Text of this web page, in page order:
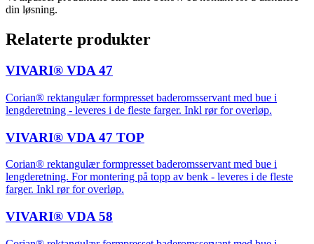
din løsning.
Relaterte produkter
VIVARI® VDA 47
Corian® rektangulær formpresset baderomsservant med bue i
lengderetning - leveres i de fleste farger. Inkl rør for overløp.
VIVARI® VDA 47 TOP
Corian® rektangulær formpresset baderomsservant med bue i
lengderetning. For montering på topp av benk - leveres i de fleste
farger. Inkl rør for overløp.
VIVARI® VDA 58